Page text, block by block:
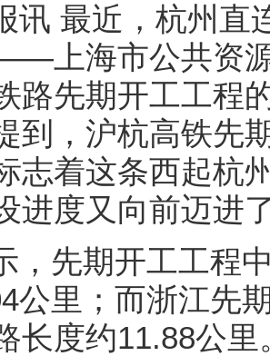
讯 最近，杭州直
上海市公共资
路先期开工工程
到，沪杭高铁先
志着这条西起杭
进度又向前迈进
，先期开工工程
公里；而浙江先
长度约11.88公